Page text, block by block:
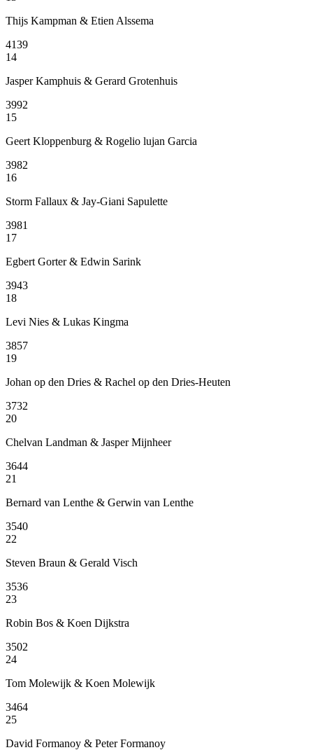
Thijs Kampman & Etien Alssema
4139
14
Jasper Kamphuis & Gerard Grotenhuis
3992
15
Geert Kloppenburg & Rogelio lujan Garcia
3982
16
Storm Fallaux & Jay-Giani Sapulette
3981
17
Egbert Gorter & Edwin Sarink
3943
18
Levi Nies & Lukas Kingma
3857
19
Johan op den Dries & Rachel op den Dries-Heuten
3732
20
Chelvan Landman & Jasper Mijnheer
3644
21
Bernard van Lenthe & Gerwin van Lenthe
3540
22
Steven Braun & Gerald Visch
3536
23
Robin Bos & Koen Dijkstra
3502
24
Tom Molewijk & Koen Molewijk
3464
25
David Formanoy & Peter Formanoy